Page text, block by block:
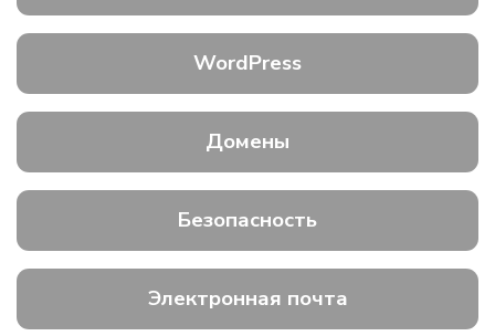
WordPress
Домены
Безопасность
Электронная почта